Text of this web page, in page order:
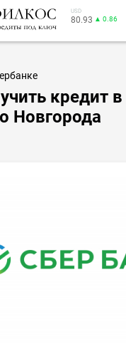
USD
80.93 ▲ 0.86
кредит
Новгорода